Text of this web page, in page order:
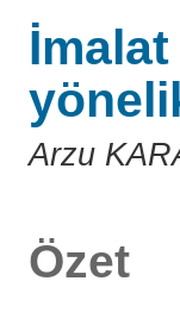
Arzu
Özet